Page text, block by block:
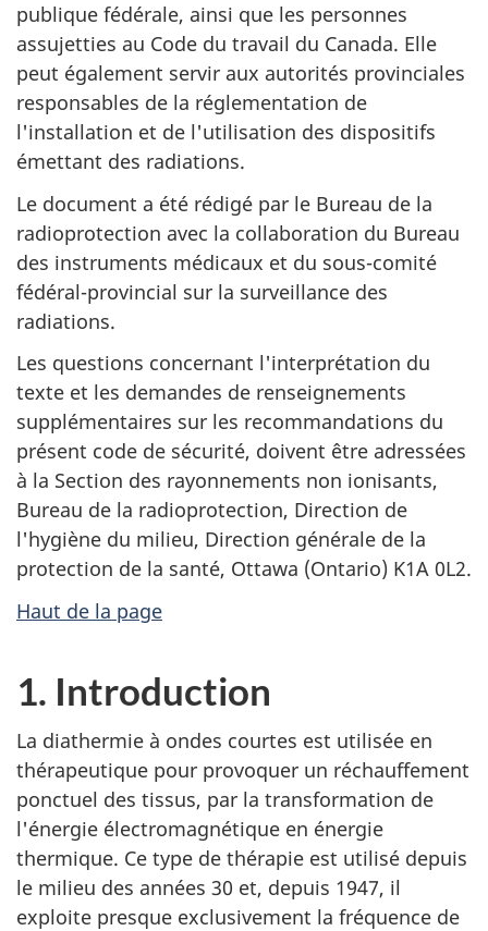
publique fédérale, ainsi que les personnes
assujetties au Code du travail du Canada. Elle
peut également servir aux autorités provinciales
responsables de la réglementation de
l'installation et de l'utilisation des dispositifs
émettant des radiations.
Le document a été rédigé par le Bureau de la
radioprotection avec la collaboration du Bureau
des instruments médicaux et du sous-comité
fédéral-provincial sur la surveillance des
radiations.
Les questions concernant l'interprétation du
texte et les demandes de renseignements
supplémentaires sur les recommandations du
présent code de sécurité, doivent être adressées
à la Section des rayonnements non ionisants,
Bureau de la radioprotection, Direction de
l'hygiène du milieu, Direction générale de la
protection de la santé, Ottawa (Ontario) K1A 0L2.
Haut de la page
1. Introduction
La diathermie à ondes courtes est utilisée en
thérapeutique pour provoquer un réchauffement
ponctuel des tissus, par la transformation de
l'énergie électromagnétique en énergie
thermique. Ce type de thérapie est utilisé depuis
le milieu des années 30 et, depuis 1947, il
exploite presque exclusivement la fréquence de